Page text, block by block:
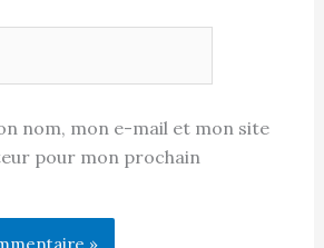
nom, mon e-mail et mon site
pour mon prochain